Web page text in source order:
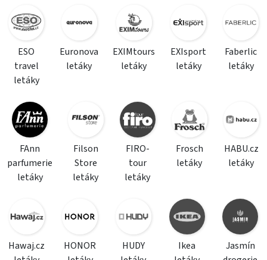
ESO
travel
letáky
Euronova
letáky
EXIMtours
letáky
EXIsport
letáky
Faberlic
letáky
FAnn
parfumerie
letáky
Filson
Store
letáky
FIRO-
tour
letáky
Frosch
letáky
HABU.cz
letáky
Hawaj.cz
HONOR
HUDY
Ikea
Jasmín